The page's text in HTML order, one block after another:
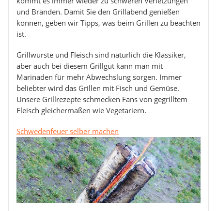
und Bränden. Damit Sie den Grillabend genießen
können, geben wir Tipps, was beim Grillen zu beachten
ist.
Grillwürste und Fleisch sind natürlich die Klassiker,
aber auch bei diesem Grillgut kann man mit
Marinaden für mehr Abwechslung sorgen. Immer
beliebter wird das Grillen mit Fisch und Gemüse.
Unsere Grillrezepte schmecken Fans von gegrilltem
Fleisch gleichermaßen wie Vegetariern.
Schwedenfeuer selber machen